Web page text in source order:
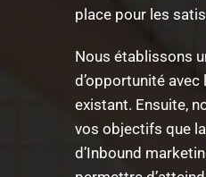
place pour les
Nous établissons
d’opportunité avec
existant. Ensuite,
vos objectifs que
d’Inbound